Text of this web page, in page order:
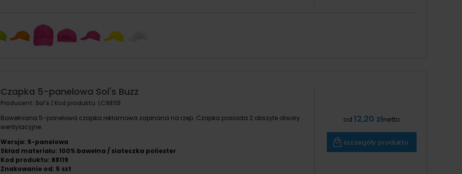
Czapka 5-panelowa Sol's Buzz
Producent: Sol's | Kod produktu: LC88119
Bawełniana 5-panelowa czapka reklamowa zapinana na rzep. Czapka posiada 2 obszyte otwory
wentylacyjne.
Wersja: 5-panelowa
Skład materiału: 100% bawełna / siateczka poliester
Kod produktu: 88119
Znakowanie od: 5 szt
od:12,20 złnetto
szczegóły produktu